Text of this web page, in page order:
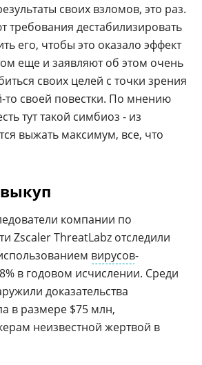
своих взломов, это раз.
требования дестабилизировать
его, чтобы это оказало эффект
еще и заявляют об этом очень
своих целей с точки зрения
то своей повестки. По мнению
тут такой симбиоз - из
выжать максимум, все, что
компании по
Zscaler ThreatLabz отследили
вирусов-
в годовом исчислении. Среди
доказательства
в размере $75 млн,
неизвестной жертвой в